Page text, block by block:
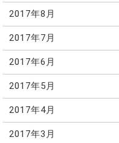
2017年8月
2017年7月
2017年6月
2017年5月
2017年4月
2017年3月